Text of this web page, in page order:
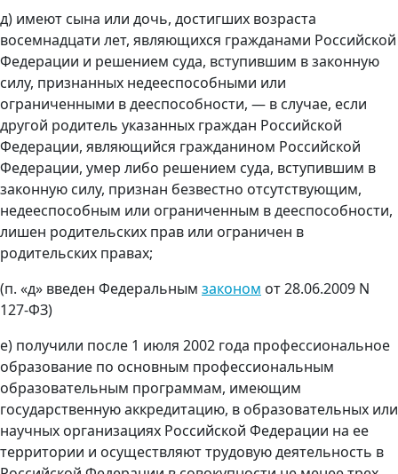
д) имеют сына или дочь, достигших возраста
восемнадцати лет, являющихся гражданами Российской
Федерации и решением суда, вступившим в законную
силу, признанных недееспособными или
ограниченными в дееспособности, — в случае, если
другой родитель указанных граждан Российской
Федерации, являющийся гражданином Российской
Федерации, умер либо решением суда, вступившим в
законную силу, признан безвестно отсутствующим,
недееспособным или ограниченным в дееспособности,
лишен родительских прав или ограничен в
родительских правах;
(п. «д» введен Федеральным законом от 28.06.2009 N
127-ФЗ)
е) получили после 1 июля 2002 года профессиональное
образование по основным профессиональным
образовательным программам, имеющим
государственную аккредитацию, в образовательных или
научных организациях Российской Федерации на ее
территории и осуществляют трудовую деятельность в